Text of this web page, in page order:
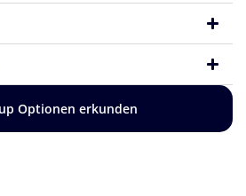
Optionen erkunden